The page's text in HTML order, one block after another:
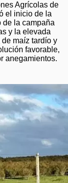
Agrícolas de
el inicio de la
de la campaña
y la elevada
maíz tardío y
favorable,
anegamientos.